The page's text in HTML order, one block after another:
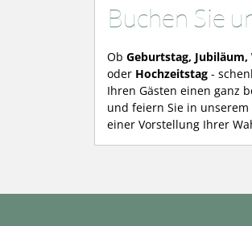
Buchen Sie
Ob Geburtstag,
oder Hochzeitstag -
Ihren Gästen einen ganz
und feiern Sie in
einer Vorstellung Ihrer